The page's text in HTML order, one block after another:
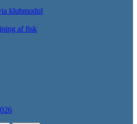
klubmodul
af fisk